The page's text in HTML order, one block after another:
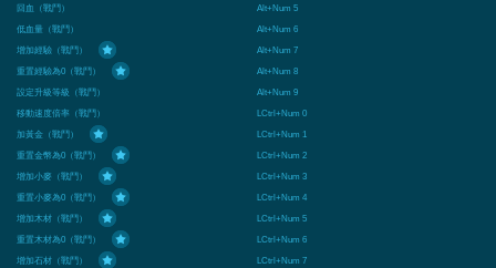
回血（戰鬥）
Alt+Num 5
低血量（戰鬥）
Alt+Num 6
增加經驗（戰鬥）
Alt+Num 7
重置經驗為0（戰鬥）
Alt+Num 8
設定升級等級（戰鬥）
Alt+Num 9
移動速度倍率（戰鬥）
LCtrl+Num 0
加黃金（戰鬥）
LCtrl+Num 1
重置金幣為0（戰鬥）
LCtrl+Num 2
增加小麥（戰鬥）
LCtrl+Num 3
重置小麥為0（戰鬥）
LCtrl+Num 4
增加木材（戰鬥）
LCtrl+Num 5
重置木材為0（戰鬥）
LCtrl+Num 6
增加石材（戰鬥）
LCtrl+Num 7